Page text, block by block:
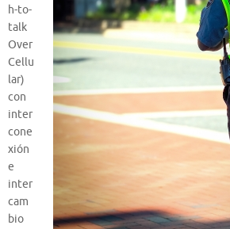
h-to-
talk
Over
Cellu
lar)
con
inter
cone
xión
e
inter
cam
bio